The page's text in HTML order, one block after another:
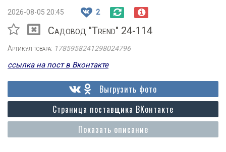
2026-08-05 20:45 2
Садовод "Trend" 24-114
Артикул товара: 1785958241298024796
ссылка на пост в Вконтакте
Показать описание
Страница поставщика ВКонтакте
Выгрузить фото